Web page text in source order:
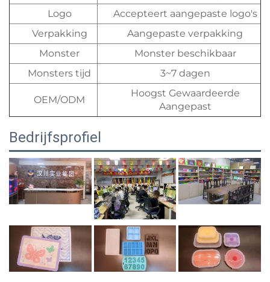
Logo
Accepteert aangepaste logo's
Verpakking
Aangepaste verpakking
Monster
Monster beschikbaar
Monsters tijd
3~7 dagen
OEM/ODM
Hoogst Gewaardeerde
Aangepast
Bedrijfsprofiel